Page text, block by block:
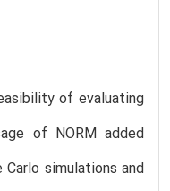
of evaluating
of NORM added
simulations and